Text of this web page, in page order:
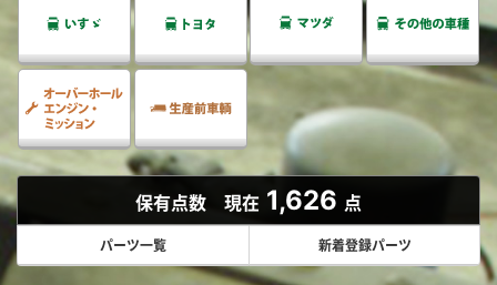
保有点数 現在 1,626 点
パーツ一覧 新着登録パーツ